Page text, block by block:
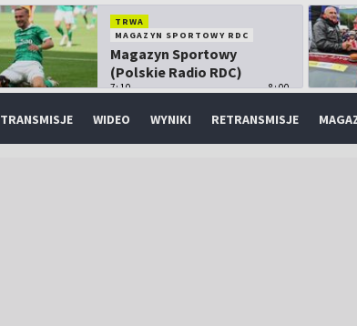
TRWA
MAGAZYN SPORTOWY RDC
Magazyn Sportowy
(Polskie Radio RDC)
7:10 8:00
TRANSMISJE WIDEO WYNIKI RETRANSMISJE